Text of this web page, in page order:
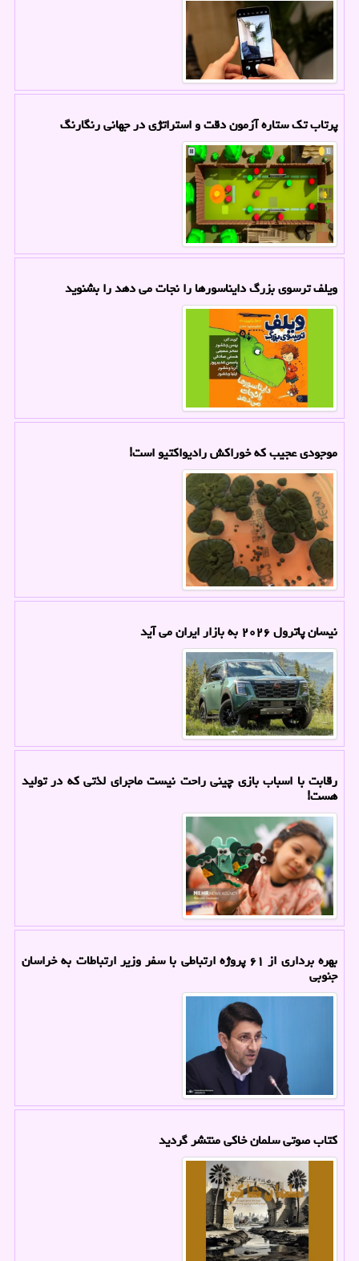
پرتاب تک ستاره آزمون دقت و استراتژی در جهانی رنگارنگ
ویلف ترسوی بزرگ دایناسورها را نجات می دهد را بشنوید
موجودی عجیب که خوراکش رادیواکتیو است!
نیسان پاترول ۲۰۲۶ به بازار ایران می آید
رقابت با اسباب بازی چینی راحت نیست ماجرای لذتی که در تولید
هست!
بهره برداری از ۶۱ پروژه ارتباطی با سفر وزیر ارتباطات به خراسان
جنوبی
کتاب صوتی سلمان خاکی منتشر گردید